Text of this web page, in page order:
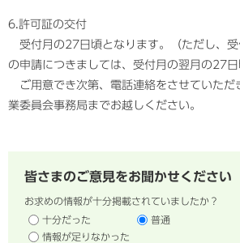
6.許可証の交付
受付月の27日頃となります。（ただし、受
の申請につきましては、受付月の翌月の27日
ご用意でき次第、電話連絡をさせていただ
業委員会事務局までお越しください。
皆さまのご意見をお聞かせください
お求めの情報が十分掲載されていましたか？
十分だった
普通
情報が足りなかった